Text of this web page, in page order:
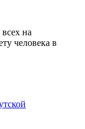
на
человека в